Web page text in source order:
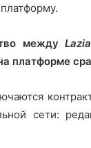
между
платформе
сети: